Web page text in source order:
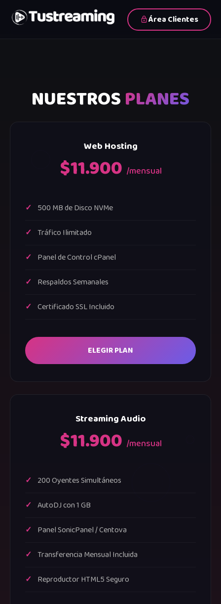
Área Clientes
NUESTROSPLANES
Web Hosting
$11.900 /mensual
500 MB de Disco NVMe
Tráfico Ilimitado
Panel de Control cPanel
Respaldos Semanales
Certificado SSL Incluido
ELEGIR PLAN
Streaming Audio
$11.900 /mensual
200 Oyentes Simultáneos
AutoDJ con 1 GB
Panel SonicPanel / Centova
Transferencia Mensual Incluida
Reproductor HTML5 Seguro